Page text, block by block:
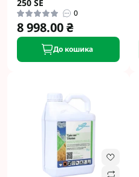
250 SE
0
8 998.00 ₴
До кошика